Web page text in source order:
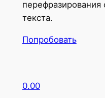
текста.
Попробовать
0.00